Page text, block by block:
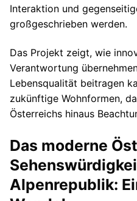
Interaktion und
großgeschrieben werden.
Das Projekt zeigt, wie
Verantwortung
Lebensqualität beitragen
zukünftige Wohnformen,
Österreichs hinaus
Das moderne
Alpenrepublik: